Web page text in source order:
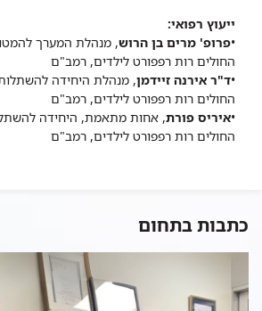
ייעוץ רפואי:
•פרופ' מרים בן הרוש, מנהלת המערך
החולים רות רפפורט לילדים, רמב"ם
•ד"ר אירנה זיידמן, מנהלת היחידה
החולים רות רפפורט לילדים, רמב"ם
•איריס פורת, אחות מתאמת, היחידה
החולים רות רפפורט לילדים, רמב"ם
כתבות בתחום